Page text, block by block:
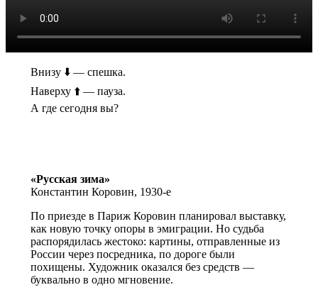
Внизу ⬇️ — спешка.
Наверху ⬆️ — пауза.
А где сегодня вы?
«Русская зима»
Константин Коровин, 1930-е
По приезде в Париж Коровин планировал выставку,
как новую точку опоры в эмиграции. Но судьба
распорядилась жестоко: картины, отправленные из
России через посредника, по дороге были
похищены. Художник оказался без средств —
буквально в одно мгновение.